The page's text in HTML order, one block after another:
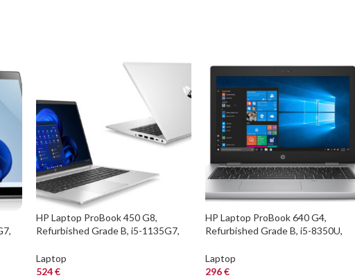
HP Laptop ProBook 450 G8,
Refurbished Grade B, i5-1135G7,
Graphics, FreeDOS
Laptop
524€
HP Laptop ProBook 640 G4,
Refurbished Grade B, i5-8350U,
UHD Graphics 620, FreeDOS
Laptop
296€